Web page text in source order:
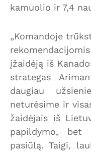
kamuolio ir 7,4
„Komandoje
įžaidėją iš
strategas
daugiau
neturėsime ir
žaidėjais iš
papildymo, bet
pasiūlą. Taigi,